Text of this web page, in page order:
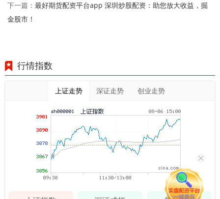
下一篇： 最好期货配资平台app 深圳炒股配资：助您放大收益，掘
金股市！
行情指数
上证走势 深证走势 创业走势